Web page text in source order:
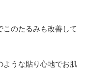
のたるみも改善して
ような貼り心地でお肌